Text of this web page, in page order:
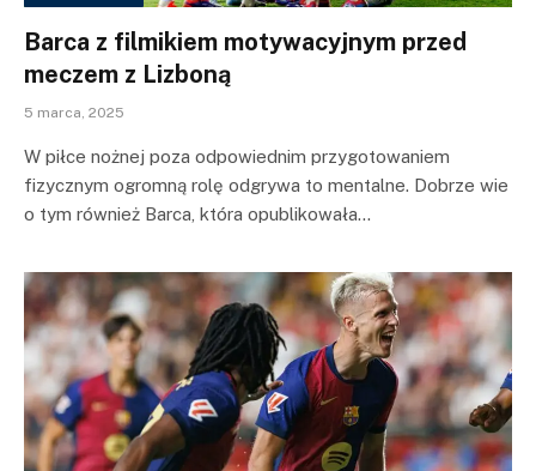
Barca z filmikiem motywacyjnym przed
meczem z Lizboną
5 marca, 2025
W piłce nożnej poza odpowiednim przygotowaniem
fizycznym ogromną rolę odgrywa to mentalne. Dobrze wie
o tym również Barca, która opublikowała…